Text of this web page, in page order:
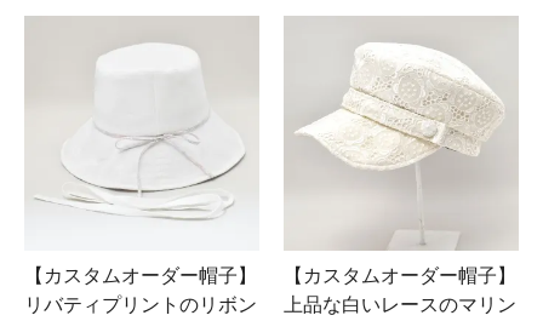
【カスタムオーダー帽子】
リバティプリントのリボン
【カスタムオーダー帽子】
上品な白いレースのマリン